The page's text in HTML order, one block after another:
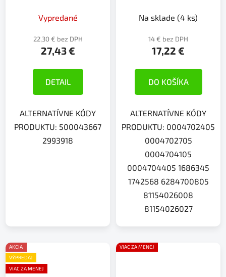
Vypredané
22,30 € bez DPH
27,43 €
DETAIL
ALTERNATÍVNE KÓDY
PRODUKTU: 500043667
2993918
Na sklade (4 ks)
14 € bez DPH
17,22 €
DO KOŠÍKA
ALTERNATÍVNE KÓDY
PRODUKTU: 0004702405
0004702705
0004704105
0004704405 1686345
1742568 6284700805
81154026008
81154026027
AKCIA
VÝPREDAJ
VIAC ZA MENEJ
VIAC ZA MENEJ